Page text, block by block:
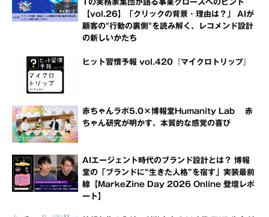
Tの実務家集団が語る事業グロースへのヒント
【vol.26】「クリックの背景・理由は？」 AIが
顧客の"行動の裏側"を読み解く、レコメンド設計
の新しいかたち
ヒット習慣予報 vol.420『マイクロトリップ』
赤ちゃんラボ5.0×博報堂Humanity Lab 赤
ちゃん研究が明かす、本質的な感覚の喜び
AIエージェント時代のブランド設計とは？ 博報
堂の「ブランドに“生きた人格”を宿す」実装最前
線【MarkeZine Day 2026 Online 登壇レポ
ート】